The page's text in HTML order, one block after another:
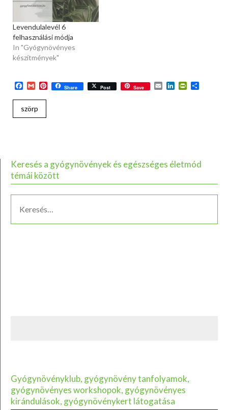
Levendulalevél 6
felhasználási módja
In "Gyógynövényes
készítmények"
Facebook
GmailPinterest
Share Post Save EmailLinkedIn
szörp
Keresés a gyógynövények és egészséges életmód
témái között
Gyógynövényklub, gyógynövény tanfolyamok,
gyógynövényes workshopok, gyógynövényes
kirándulások, gyógynövénykert látogatása